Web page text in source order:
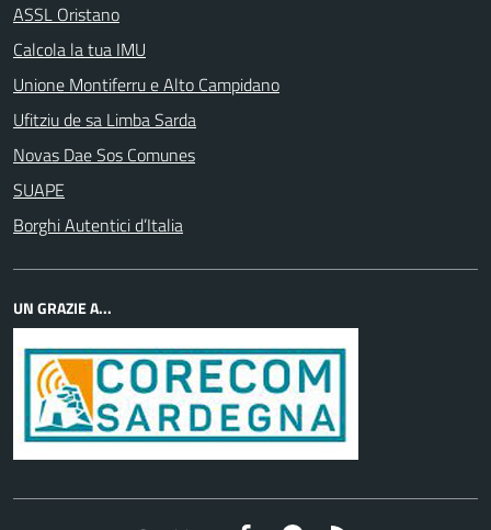
ASSL Oristano
Calcola la tua IMU
Unione Montiferru e Alto Campidano
Ufitziu de sa Limba Sarda
Novas Dae Sos Comunes
SUAPE
Borghi Autentici d’Italia
UN GRAZIE A...